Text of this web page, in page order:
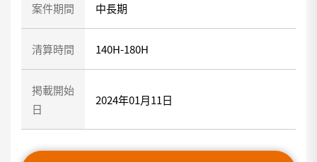
案件期間 中長期
清算時間 140H-180H
掲載開始
日
2024年01月11日